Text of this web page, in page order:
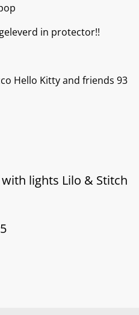
in protector!!
Hello Kitty and friends 93
lights Lilo & Stitch